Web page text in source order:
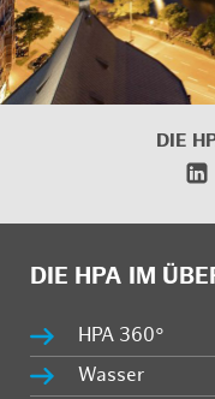
DIE
DIE HPA IM
HPA 360°
Wasser